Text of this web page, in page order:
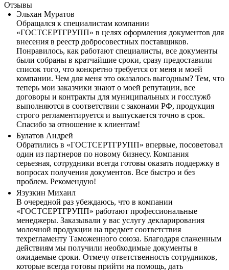
Отзывы
Эльхан Муратов
Обращался к специалистам компании
«ГОСТСЕРТГРУПП» в целях оформления документов для
внесения в реестр добросовестных поставщиков.
Понравилось, как работают специалисты, все документы
были собраны в кратчайшие сроки, сразу предоставили
список того, что конкретно требуется от меня и моей
компании. Чем для меня это оказалось выгодным? Тем, что
теперь мои заказчики знают о моей репутации, все
договоры и контракты для муниципальных и госслужб
выполняются в соответствии с законами РФ, продукция
строго регламентируется и выпускается точно в срок.
Спасибо за отношение к клиентам!
Булатов Андрей
Обратились в «ГОСТСЕРТГРУПП» впервые, посоветовал
один из партнеров по новому бизнесу. Компания
серьезная, сотрудники всегда готовы оказать поддержку в
вопросах получения документов. Все быстро и без
проблем. Рекомендую!
Язузкин Михаил
В очередной раз убеждаюсь, что в компании
«ГОСТСЕРТГРУПП» работают профессиональные
менеджеры. Заказывали у вас услугу декларирования
молочной продукции на предмет соответствия
техрегламенту Таможенного союза. Благодаря слаженным
действиям мы получили необходимые документы в
ожидаемые сроки. Отмечу ответственность сотрудников,
которые всегда готовы прийти на помощь, дать